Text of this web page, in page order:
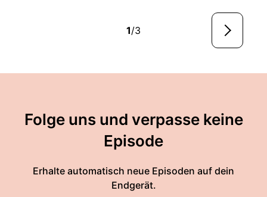
1/3
Folge uns und verpasse keine
Episode
Erhalte automatisch neue Episoden auf dein
Endgerät.